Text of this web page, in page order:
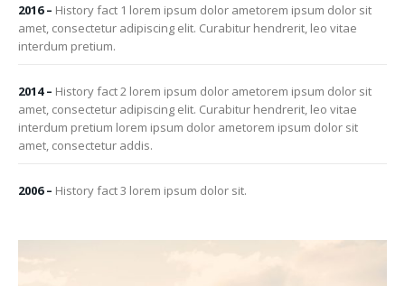
2016 – History fact 1 lorem ipsum dolor ametorem ipsum dolor sit
amet, consectetur adipiscing elit. Curabitur hendrerit, leo vitae
interdum pretium.
2014 – History fact 2 lorem ipsum dolor ametorem ipsum dolor sit
amet, consectetur adipiscing elit. Curabitur hendrerit, leo vitae
interdum pretium lorem ipsum dolor ametorem ipsum dolor sit
amet, consectetur addis.
2006 – History fact 3 lorem ipsum dolor sit.